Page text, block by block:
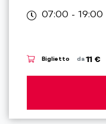
07:00 - 19:00
Biglietto da11 €